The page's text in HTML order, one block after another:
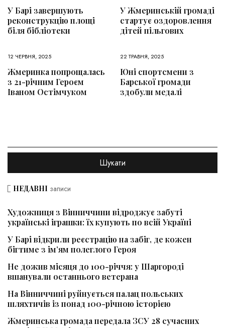
У Барі завершують
реконструкцію площі
біля бібліотеки
У Жмеринській громаді
стартує оздоровлення
дітей пільгових
12 ЧЕРВНЯ, 2025
Жмеринка попрощалась
з 21-річним Героєм
Іваном Остімчуком
22 ТРАВНЯ, 2025
Юні спортсмени з
Барської громади
здобули медалі
НЕДАВНІ записи
Художниця з Вінниччини відроджує забуті
українські іграшки: їх купують по всій Україні
У Барі відкрили реєстрацію на забіг, де кожен
бігтиме з ім’ям полеглого Героя
Не дожив місяця до 100-річчя: у Шаргороді
вшанували останнього ветерана
На Вінниччині руйнується палац польських
шляхтичів із понад 100-річною історією
Жмеринська громада передала ЗСУ 28 сучасних